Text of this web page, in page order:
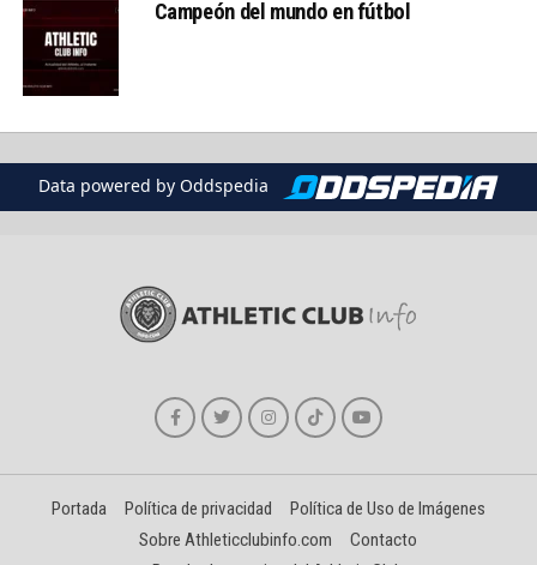
Campeón del mundo en fútbol
Data powered by Oddspedia
Portada Política de privacidad
Política de Uso de Imágenes
Sobre Athleticclubinfo.com
Contacto